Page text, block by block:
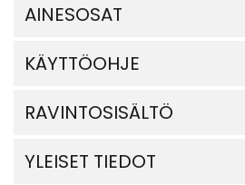
AINESOSAT
KÄYTTÖOHJE
RAVINTOSISÄLTÖ
YLEISET TIEDOT